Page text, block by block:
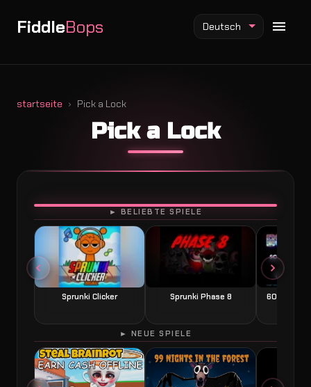
FiddleBops
Fiddlebops Mod
Incredibox Mod
Sprunki Mod
Deutsch
startseite Pick a Lock
Pick a Lock
► BELIEBTE SPIELE
Sprunki Clicker Sprunki Phase 8 60
SPIELEN
► NEUE SPIELE